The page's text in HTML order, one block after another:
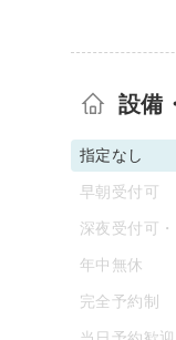
設備
指定なし
早朝受付可
深夜受付可
年中無休
完全予約制